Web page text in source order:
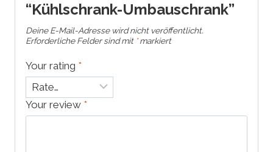
“Kühlschrank-Umbauschrank”
Deine E-Mail-Adresse wird nicht veröffentlicht.
Erforderliche Felder sind mit *markiert
Your rating *
Your review *